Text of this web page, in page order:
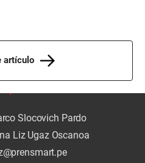
artículo
Slocovich Pardo
Liz Ugaz Oscanoa